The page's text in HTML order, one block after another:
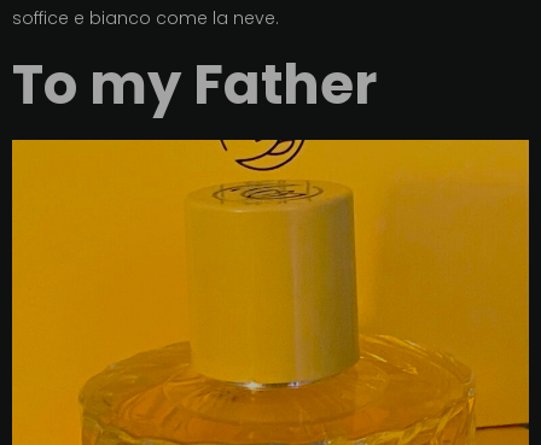
soffice e bianco come la neve.
To my Father